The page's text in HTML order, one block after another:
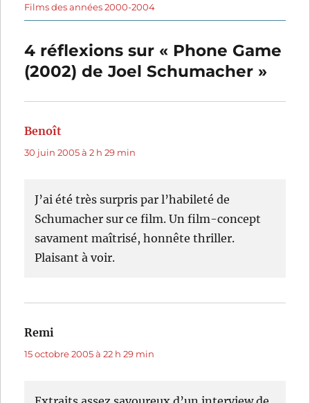
le
Films des années 2000-2004
4 réflexions sur « Phone Game
(2002) de Joel Schumacher »
Benoît
30 juin 2005 à 2 h 29 min
J’ai été très surpris par l’habileté de
Schumacher sur ce film. Un film-concept
savament maîtrisé, honnête thriller.
Plaisant à voir.
Remi
15 octobre 2005 à 22 h 29 min